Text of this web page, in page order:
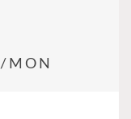
/MON